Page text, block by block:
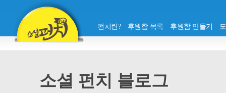
펀치란? 후원함 목록 후원함 만들기
소셜 펀치 블로그